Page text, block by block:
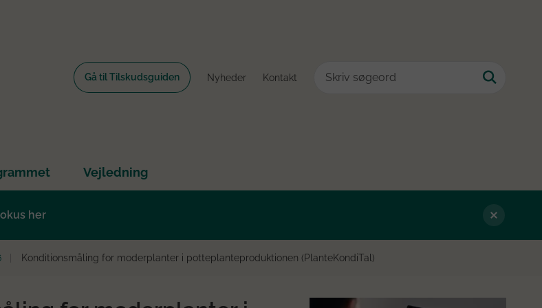
Gå til Tilskudsguiden Nyheder Kontakt
Vejledning
her
Konditionsmåling for moderplanter i potteplanteproduktionen (PlanteKondiTal)